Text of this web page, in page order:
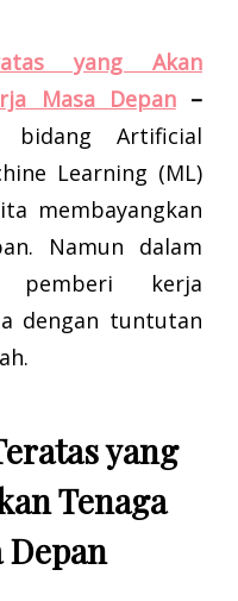
yang Akan
Masa Depan–
bidang Artificial
Learning (ML)
membayangkan
Namun dalam
pemberi kerja
dengan tuntutan
yang
Tenaga
Depan